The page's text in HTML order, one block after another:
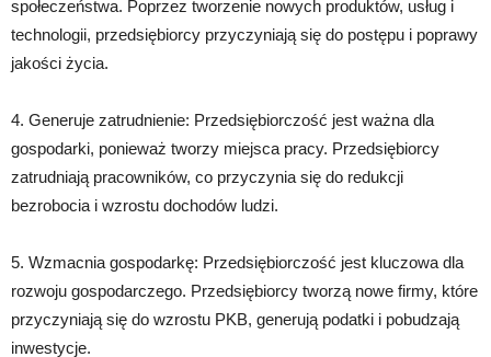
społeczeństwa. Poprzez tworzenie nowych produktów, usług i
technologii, przedsiębiorcy przyczyniają się do postępu i poprawy
jakości życia.
4. Generuje zatrudnienie: Przedsiębiorczość jest ważna dla
gospodarki, ponieważ tworzy miejsca pracy. Przedsiębiorcy
zatrudniają pracowników, co przyczynia się do redukcji
bezrobocia i wzrostu dochodów ludzi.
5. Wzmacnia gospodarkę: Przedsiębiorczość jest kluczowa dla
rozwoju gospodarczego. Przedsiębiorcy tworzą nowe firmy, które
przyczyniają się do wzrostu PKB, generują podatki i pobudzają
inwestycje.